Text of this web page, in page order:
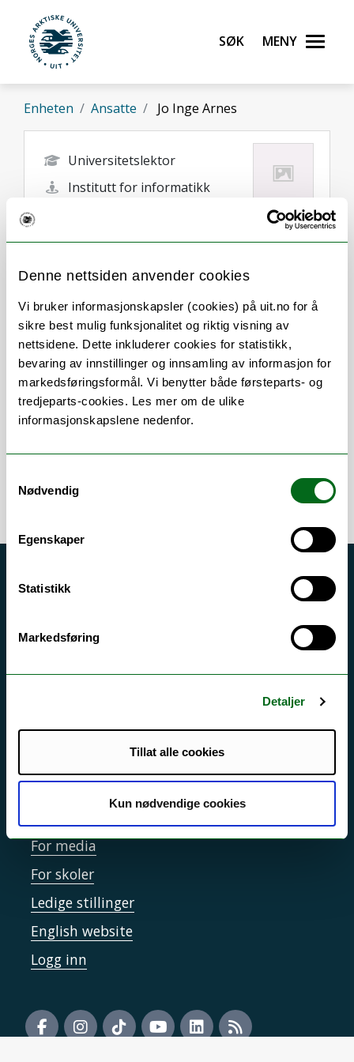
Denne nettsiden anvender cookies
Vi bruker informasjonskapsler (cookies) på uit.no for å
sikre best mulig funksjonalitet og riktig visning av
nettsidene. Dette inkluderer cookies for statistikk,
bevaring av innstillinger og innsamling av informasjon for
markedsføringsformål. Vi benytter både førsteparts- og
tredjeparts-cookies. Les mer om de ulike
informasjonskapslene nedenfor.
Nødvendig
Egenskaper
Statistikk
Markedsføring
Detaljer
Tillat alle cookies
Kun nødvendige cookies
Gå til hovedinnhold
UiT Norges arktiske universitet
Søk Meny
Enheten Ansatte Jo Inge Arnes
Universitetslektor
Institutt for informatikk
Tromsø
Om
Forskning og undervisning
Publikasjoner
Akutt hjelp
Driftsmeldinger
Sikkerhet, beredskap og personvern
Tilgjengelighetserklæring
For media
For skoler
Ledige stillinger
English website
Logg inn